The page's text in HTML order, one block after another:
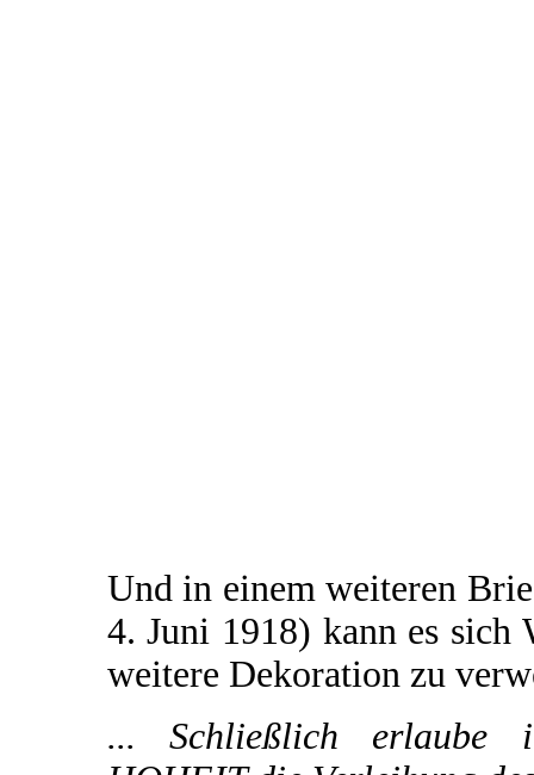
Und in einem weiteren
4. Juni 1918) kann es
weitere Dekoration zu
... Schließlich erlaube